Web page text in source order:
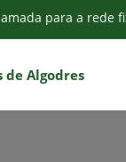
para a